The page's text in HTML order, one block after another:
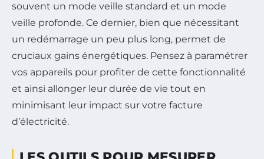
souvent un mode veille standard et un mode
veille profonde. Ce dernier, bien que nécessitant
un redémarrage un peu plus long, permet de
cruciaux gains énergétiques. Pensez à paramétrer
vos appareils pour profiter de cette fonctionnalité
et ainsi allonger leur durée de vie tout en
minimisant leur impact sur votre facture
d’électricité.